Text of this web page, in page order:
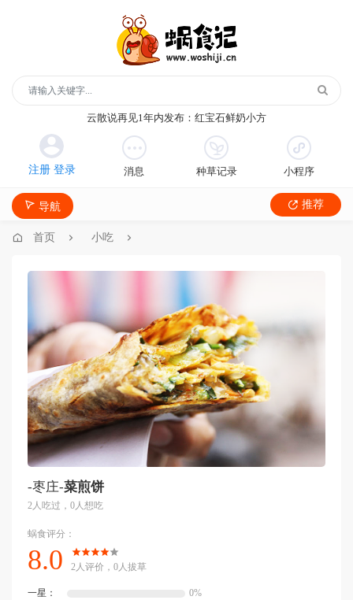
云散说再见1年内发布：红宝石鲜奶小方
月季1年内发布：森永松饼粉
月季1年内发布：绿柳居青团
遥望1年内发布：石屏包浆豆腐
月季1年内发布：森永松饼粉
消息 种草记录 小程序
导航 推荐
首页 小吃
-枣庄-菜煎饼
2人吃过，0人想吃
蜗食评分：
8.0 2人评价，0人拔草
一星：
0%